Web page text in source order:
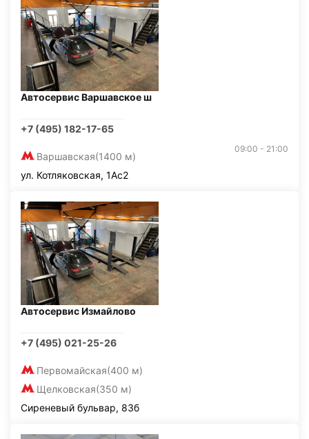
Автосервис Варшавское ш
+7 (495) 182-17-65
Варшавская(1400 м)
09:00 - 21:00
ул. Котляковская, 1Ас2
Автосервис Измайлово
+7 (495) 021-25-26
Первомайская(400 м)
Щелковская(350 м)
Сиреневый бульвар, 83б